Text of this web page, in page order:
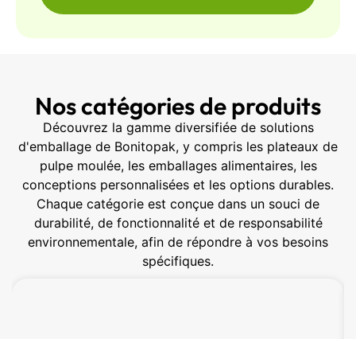
Nos catégories de produits
Découvrez la gamme diversifiée de solutions
d'emballage de Bonitopak, y compris les plateaux de
pulpe moulée, les emballages alimentaires, les
conceptions personnalisées et les options durables.
Chaque catégorie est conçue dans un souci de
durabilité, de fonctionnalité et de responsabilité
environnementale, afin de répondre à vos besoins
spécifiques.